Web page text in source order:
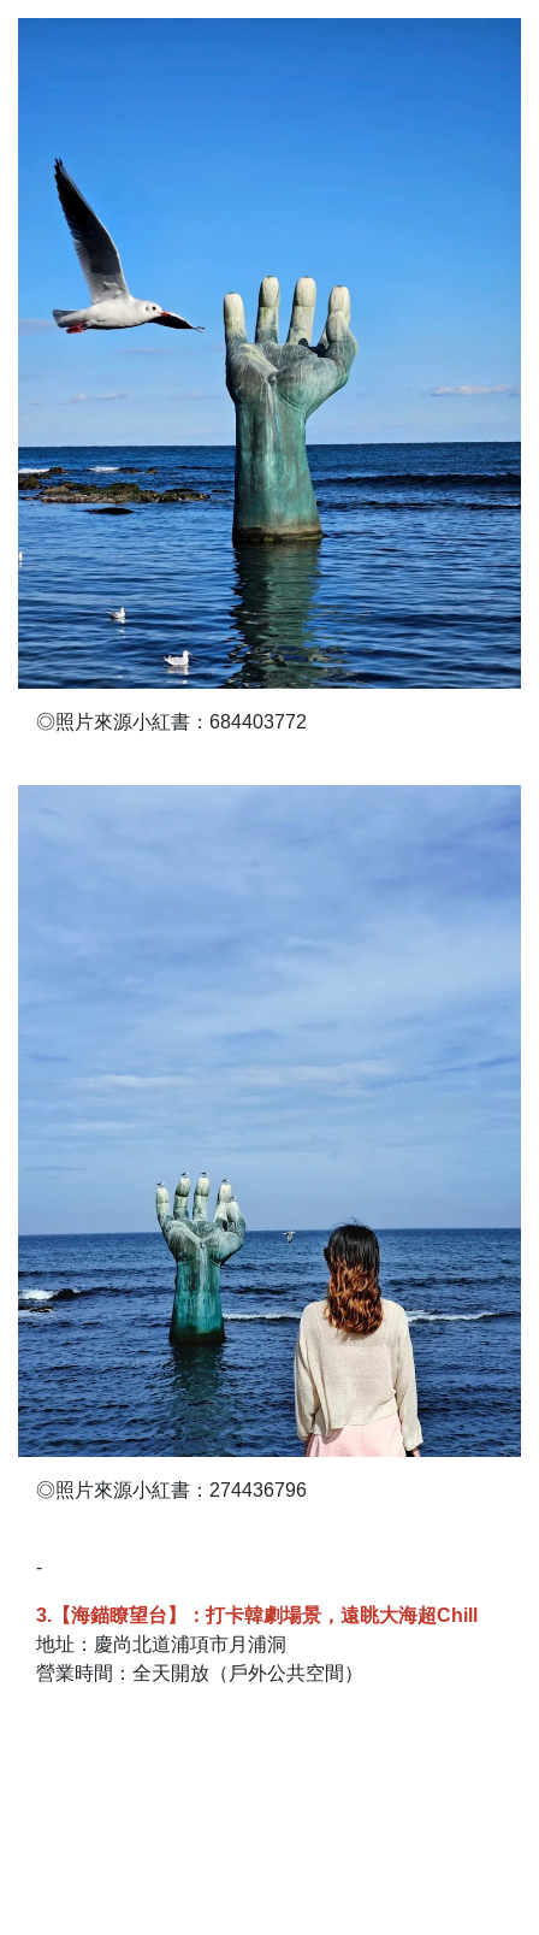
◎照片來源小紅書：684403772
◎照片來源小紅書：274436796
-
3.【海錨瞭望台】：打卡韓劇場景，遠眺大海超Chill
地址：慶尚北道浦項市月浦洞
營業時間：全天開放（戶外公共空間）